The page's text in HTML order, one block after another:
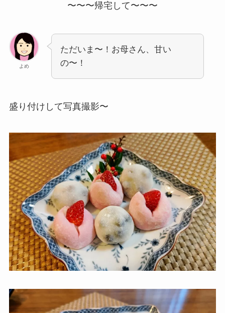
〜〜〜帰宅して〜〜〜
よめ
ただいま〜！お母さん、甘い
の〜！
盛り付けして写真撮影〜